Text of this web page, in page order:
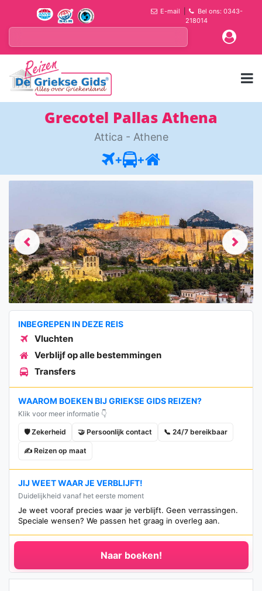
E-mail
Bel ons: 0343-
218014
Grecotel Pallas Athena
Attica - Athene
+ +
Previous Next
INBEGREPEN IN DEZE REIS
Vluchten
Verblijf op alle bestemmingen
Transfers
WAAROM BOEKEN BIJ GRIEKSE GIDS REIZEN?
Klik voor meer informatie 👇
🛡️ Zekerheid 🤝 Persoonlijk contact 📞 24/7 bereikbaar
✍️ Reizen op maat
JIJ WEET WAAR JE VERBLIJFT!
Duidelijkheid vanaf het eerste moment
Je weet vooraf precies waar je verblijft. Geen verrassingen.
Speciale wensen? We passen het graag in overleg aan.
Naar boeken!